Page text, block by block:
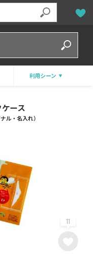
利用シーン
ース
・名入れ）
11